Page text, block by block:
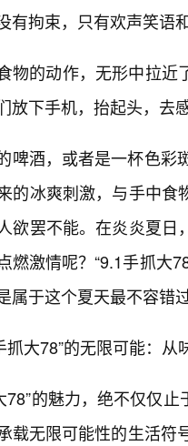
有拘束，只有欢声笑语
物的动作，无形中拉
放下手机，抬起头，去
啤酒，或者是一杯色彩
的冰爽刺激，与手中
欲罢不能。在炎炎夏
燃激情呢？“9.1手抓大
属于这个夏天最不容错
抓大78”的无限可能：
78”的魅力，绝不仅仅
载无限可能性的生活符